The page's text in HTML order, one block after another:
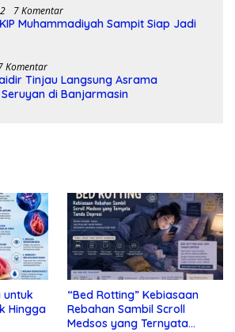
7 Komentar
Muhammadiyah Sampit Siap Jadi
Komentar
Tinjau Langsung Asrama
di Banjarmasin
untuk
Hingga
“Bed Rotting” Kebiasaan
Rebahan Sambil Scroll
Medsos yang Ternyata